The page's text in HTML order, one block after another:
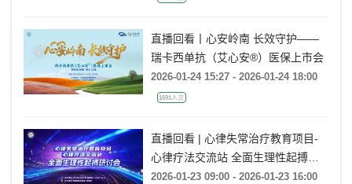
直播回看丨心安岭南 长效守护——
瑞卡西单抗（艾心安®）医保上市会
2026-01-24 15:27 - 2026-01-24 18:00
1691人次
直播回看 | 心律失常治疗教育项目-
心律疗法交流站 全面生理性起搏研
讨会
2026-01-23 09:00 - 2026-01-23 16:00